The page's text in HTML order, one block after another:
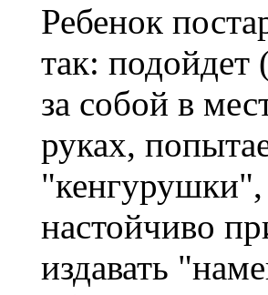
Ребенок
так: подойдет
за собой в
руках,
"кенгурушки",
настойчиво
издавать